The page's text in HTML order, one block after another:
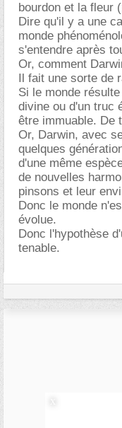
bourdon et la fleur
Dire qu'il y a une
monde
s'entendre après
Or, comment
Il fait une sorte de
Si le monde
divine ou d'un truc
être immuable. De
Or, Darwin, avec
quelques
d'une même
de nouvelles
pinsons et leur
Donc le monde
évolue.
Donc l'hypothèse
tenable.